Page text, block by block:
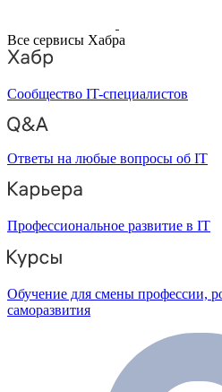
Все сервисы Хабра
Сообщество IT-специалистов
Ответы на любые вопросы об IT
Профессиональное развитие в IT
Обучение для смены профессии,
саморазвития